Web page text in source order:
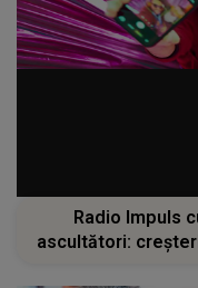
Radio Impuls
ascultători: